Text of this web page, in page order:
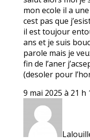
mon ecole il a
cest pas que
il est toujour
ans et je suis
parole mais je
fin de l’aner
(desoler pour
9 mai 2025 à 21 h